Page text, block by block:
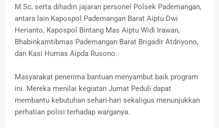
M.Sc, serta dihadiri jajaran personel Polsek Pademangan,
antara lain Kapospol Pademangan Barat Aiptu Dwi
Herianto, Kapospol Bintang Mas Aiptu Widi Irawan,
Bhabinkamtibmas Pademangan Barat Brigadir Atdriyono,
dan Kasi Humas Aipda Rusono.
Masyarakat penerima bantuan menyambut baik program
ini. Mereka menilai kegiatan Jumat Peduli dapat
membantu kebutuhan sehari-hari sekaligus menunjukkan
perhatian polisi terhadap warganya.